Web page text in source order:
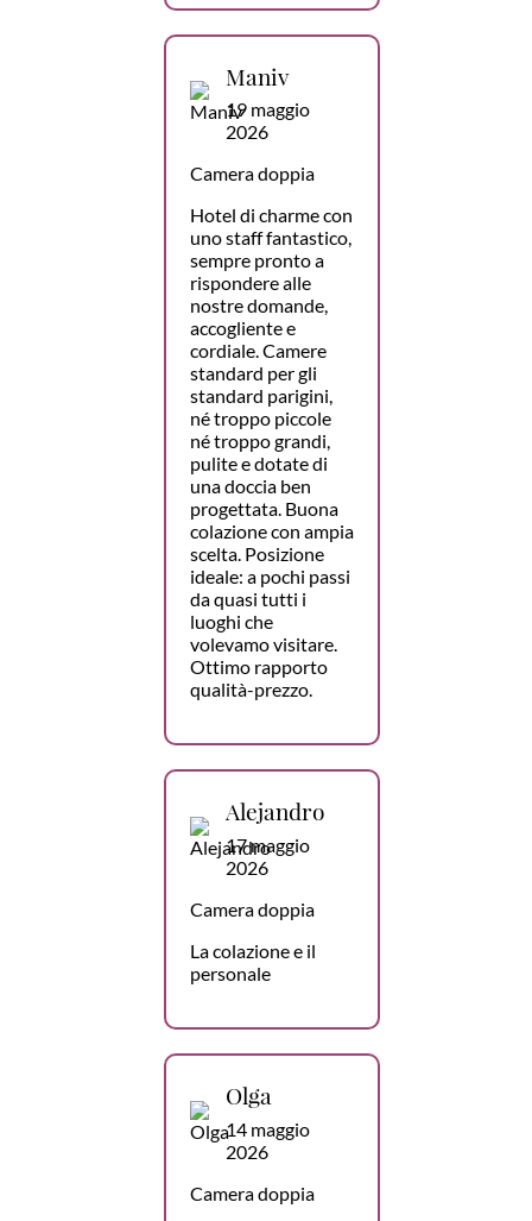
Maniv
19 maggio
2026
Camera doppia
Hotel di charme con
uno staff fantastico,
sempre pronto a
rispondere alle
nostre domande,
accogliente e
cordiale. Camere
standard per gli
standard parigini,
né troppo piccole
né troppo grandi,
pulite e dotate di
una doccia ben
progettata. Buona
colazione con ampia
scelta. Posizione
ideale: a pochi passi
da quasi tutti i
luoghi che
volevamo visitare.
Ottimo rapporto
qualità-prezzo.
Alejandro
17 maggio
2026
Camera doppia
La colazione e il
personale
Olga
14 maggio
2026
Camera doppia